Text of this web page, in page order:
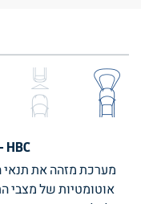
HBC - בקרת אלומה גבוהה
מערכת מזהה את תנאי
אוטומטיות של מצבי